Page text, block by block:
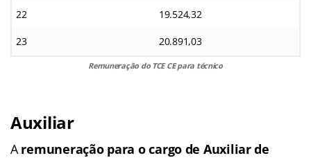
22 19.524,32
23 20.891,03
Remuneração do TCE CE para técnico
Auxiliar
A remuneração para o cargo de Auxiliar de